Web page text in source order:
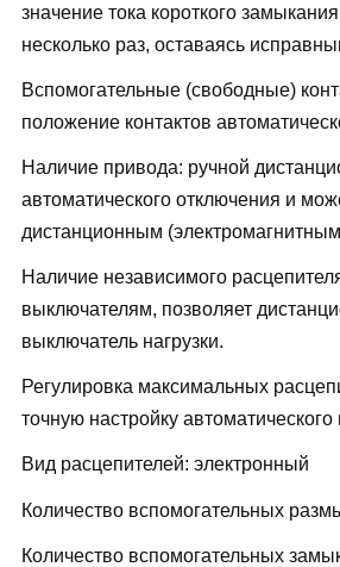
значение тока короткого
несколько раз, оставаясь
Вспомогательные (свободные)
положение контактов
Наличие привода: ручной
автоматического отключения и
дистанционным
Наличие независимого
выключателям, позволяет
выключатель нагрузки.
Регулировка максимальных
точную настройку
Вид расцепителей: электронный
Количество вспомогательных
Количество вспомогательных